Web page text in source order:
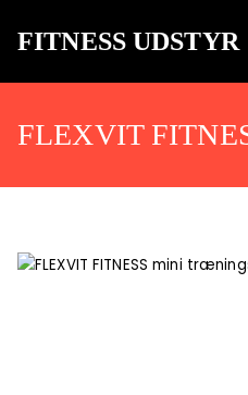
FITNESS UDSTYR
FLEXVIT